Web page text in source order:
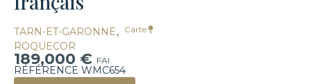
TARN-ET-GARONNE,
ROQUECOR
Carte
189,000 € FAI
RÉFÉRENCE WMC654